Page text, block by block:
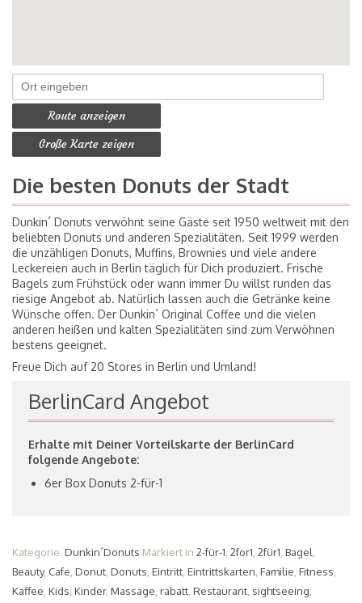
Route anzeigen
Große Karte zeigen
Die besten Donuts der Stadt
Dunkin´ Donuts verwöhnt seine Gäste seit 1950 weltweit mit den
beliebten Donuts und anderen Spezialitäten. Seit 1999 werden
die unzähligen Donuts, Muffins, Brownies und viele andere
Leckereien auch in Berlin täglich für Dich produziert. Frische
Bagels zum Frühstück oder wann immer Du willst runden das
riesige Angebot ab. Natürlich lassen auch die Getränke keine
Wünsche offen. Der Dunkin´ Original Coffee und die vielen
anderen heißen und kalten Spezialitäten sind zum Verwöhnen
bestens geeignet.
Freue Dich auf 20 Stores in Berlin und Umland!
BerlinCard Angebot
Erhalte mit Deiner Vorteilskarte der BerlinCard
folgende Angebote:
6er Box Donuts 2-für-1
Kategorie: Dunkin´Donuts Markiert in 2-für-1 2for1 2für1 Bagel
Beauty, Cafe Donut Donuts Eintritt Eintrittskarten Familie Fitness
Kaffee Kids Kinder, Massage rabatt Restaurant sightseeing